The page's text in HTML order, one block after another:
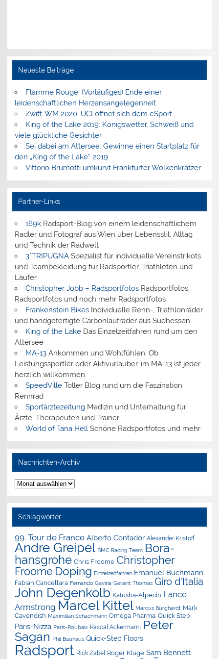
Neueste Beiträge
Flamme Rouge: (Vorläufiges) Ende einer
leidenschaftlichen Herzensangelegenheit
Zwift-WM 2020: UCI öffnet sich dem eSport
King of the Lake 2019: Königswetter, Schweiß und
viele glückliche Gesichter
Sei dabei am Attersee: Gewinne einen Startplatz für
den „King of the Lake“ 2019
Vittorio Brumotti umkurvt Frankfurter Wolkenkratzer
Partner-Links
169kRadsport-Blog von einem leidenschaftlichem
Radler und Fotograf aus Wien über Lebensstil, Alltag
und Technik der Radwelt
3*TRIPUGNASpezialist für individuelle Vereinstrikots
und Teambekleidung für Radsportler, Triathleten und
Läufer
Christopher Jobb – RadsportfotosRadsportfotos,
Radsportfotos und noch mehr Radsportfotos
Frankenstein BikesIndividuelle Renn-, Triathlonräder
und handgefertigte Carbonlaufräder aus Südhessen
King of the LakeDas Einzelzeitfahren rund um den
Attersee
MA-13Ankommen und Wohlfühlen: Ob
Leistungssportler oder Aktivurlauber, im MA-13 ist jeder
herzlich willkommen.
SpeedVilleToller Blog rund um die Faszination
Rennrad
SportärztezeitungMedizin und Unterhaltung für
Ärzte, Therapeuten und Trainer
World of Tana HellSchöne Radsportfotos und mehr
Nachrichten-Archiv
Nachrichten-
Archiv
Schlagwörter
99. Tour de France Alberto Contador Alexander Kristoff
Andre Greipel BMC Racing Team Bora-
hansgrohe Chris Froome Christopher
Froome Doping Einzelzeitfahren Emanuel Buchmann
Fabian Cancellara Fernando Gaviria Geraint Thomas Giro d'Italia
John Degenkolb Katusha-Alpecin Lance
Armstrong Marcel Kittel Marcus Burghardt Mark
Cavendish Maximilian Schachmann Omega Pharma-Quick Step
Paris-Nizza Paris-Roubaix Pascal Ackermann Peter
Sagan Phil Bauhaus Quick-Step Floors
Radsport Rick Zabel Roger Kluge Sam Bennett